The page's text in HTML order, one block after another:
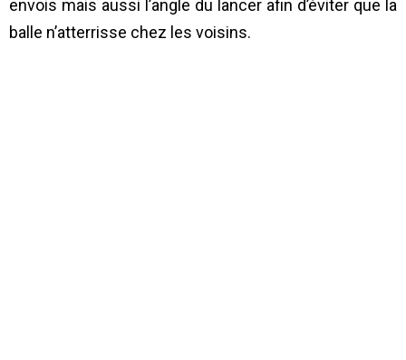
envois mais aussi l’angle du lancer afin d’éviter que la
balle n’atterrisse chez les voisins.